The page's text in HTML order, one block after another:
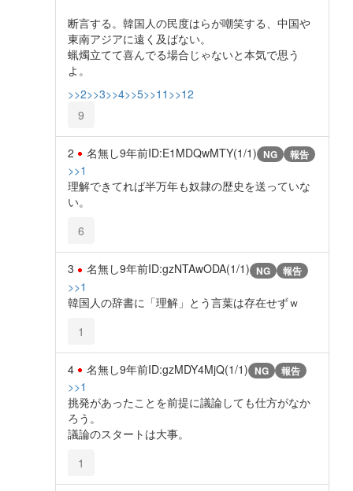
断言する。韓国人の民度はらが嘲笑する、中国や
東南アジアに遠く及ばない。
蝋燭立てて喜んでる場合じゃないと本気で思う
よ。
>>2>>3>>4>>5>>11 >>12
9
2 名無し9年前ID:E1MDQwMTY(1/1) NG 報告
>>1
理解できてれば半万年も奴隷の歴史を送っていな
い。
6
3 名無し9年前ID:gzNTAwODA(1/1) NG 報告
>>1
韓国人の辞書に「理解」とう言葉は存在せずｗ
1
4 名無し9年前ID:gzMDY4MjQ(1/1) NG 報告
>>1
挑発があったことを前提に議論しても仕方がなか
ろう。
議論のスタートは大事。
1